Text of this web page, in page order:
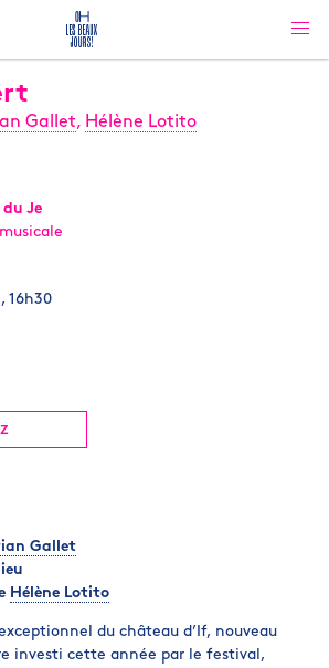
Gallet, Hélène Lotito
du Je
16h30
Gallet
Hélène Lotito
du château d’If, nouveau
investi cette année par le festival,